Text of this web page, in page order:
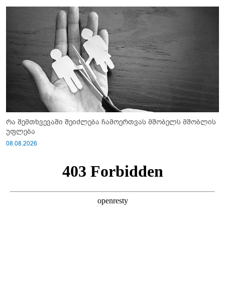
რა შემთხვევაში შეიძლება ჩამოერთვას მშობელს მშობლის
უფლება
08.08.2026